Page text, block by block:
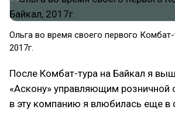
Ольга во время своего первого
2017г.
После Комбат-тура на Байкал я
«Аскону» управляющим розничной
в эту компанию я влюбилась еще в